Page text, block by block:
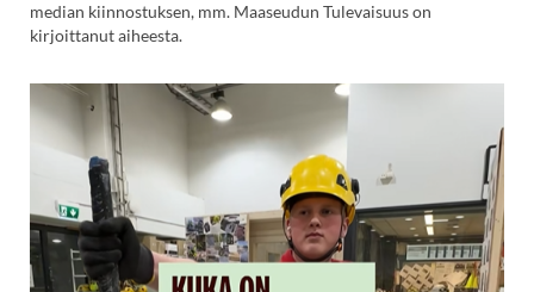
median kiinnostuksen, mm. Maaseudun Tulevaisuus on
kirjoittanut aiheesta.